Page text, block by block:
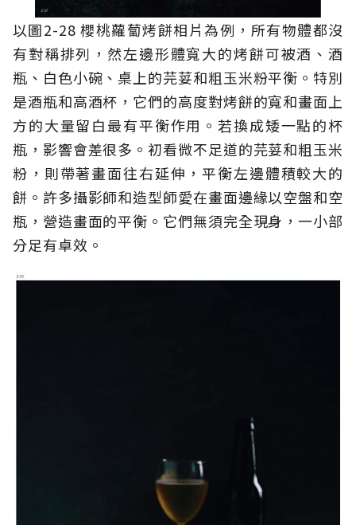
以圖2-28 櫻桃蘿蔔烤餅相片為例，所有物體都沒
有對稱排列，然左邊形體寬大的烤餅可被酒、酒
瓶、白色小碗、桌上的芫荽和粗玉米粉平衡。特別
是酒瓶和高酒杯，它們的高度對烤餅的寬和畫面上
方的大量留白最有平衡作用。若換成矮一點的杯
瓶，影響會差很多。初看微不足道的芫荽和粗玉米
粉，則帶著畫面往右延伸，平衡左邊體積較大的
餅。許多攝影師和造型師愛在畫面邊緣以空盤和空
瓶，營造畫面的平衡。它們無須完全現身，一小部
分足有卓效。